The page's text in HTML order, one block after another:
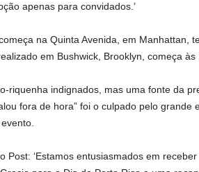
apenas para convidados.’
na Quinta Avenida, em Manhattan,
em Bushwick, Brooklyn, começa às
riquenha indignados, mas uma fonte da
fora de hora” foi o culpado pelo grande
‘Estamos entusiasmados em receber